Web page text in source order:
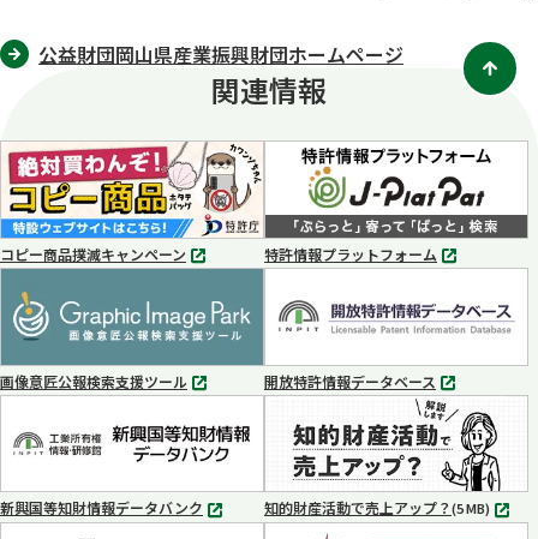
公益財団岡山県産業振興財団ホームページ
関連情報
コピー商品撲滅キャンペーン
別
で
開
く
特許情報プラットフォーム
別
ブ
で
く
画像意匠公報検索支援ツール
別
ブ
で
く
開放特許情報データベース
別
タ
ブ
で
開
く
新興国等知財情報データバンク
別
知的財産活動で売上アップ？(5 MB) MP4